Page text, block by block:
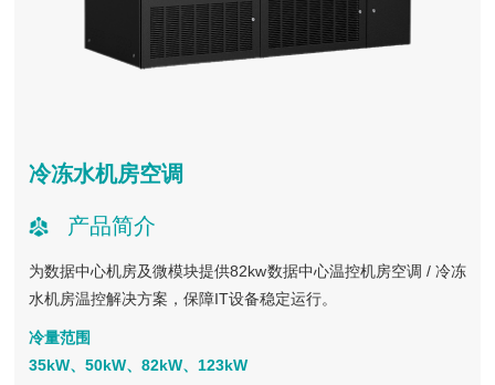
冷冻水机房空调
产品简介
为数据中心机房及微模块提供82kw数据中心温控机房空调 / 冷冻
水机房温控解决方案，保障IT设备稳定运行。
冷量范围
35kW、50kW、82kW、123kW